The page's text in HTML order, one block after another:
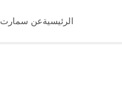
الرئيسيةعن سمارت